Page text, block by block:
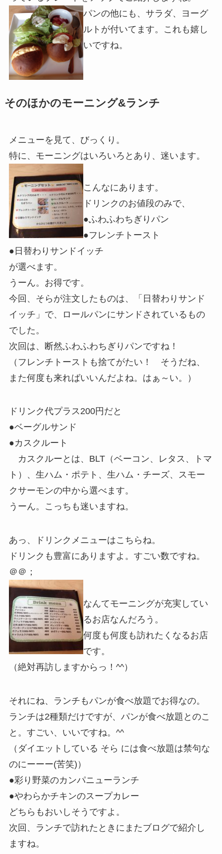
パンの他にも、サラダ、ヨーグ
ルトが付いてます。これも嬉し
いですね。
そのほかのモーニング&ランチ
メニューを見て、びっくり。
特に、モーニングはいろいろとあり、迷います。
こんなにあります。
ドリンクのお値段のみで、
●ふわふわちぎりパン
●フレンチトースト
●日替わりサンドイッチ
が選べます。
うーん。お得です。
今回、そらが注文したものは、「日替わりサンド
イッチ」で、ロールパンにサンドされているもの
でした。
次回は、断然ふわふわちぎりパンですね！
（フレンチトーストも捨てがたい！ そうだね、
また何度も来ればいいんだよね。はぁ～い。）
ドリンク代プラス200円だと
●ベーグルサンド
●カスクルート
カスクルーとは、BLT（ベーコン、レタス、トマ
ト）、生ハム・ポテト、生ハム・チーズ、スモー
クサーモンの中から選べます。
うーん。こっちも迷いますね。
あっ、ドリンクメニューはこちらね。
ドリンクも豊富にありますよ。すごい数ですね。
＠＠；
なんてモーニングが充実してい
るお店なんだろう。
何度も何度も訪れたくなるお店
です。
（絶対再訪しますからっ！^^）
それにね、ランチもパンが食べ放題でお得なの。
ランチは2種類だけですが、パンが食べ放題とのこ
と。すごい、いいですね。^^
（ダイエットしている そら には食べ放題は禁句な
のにーーー(苦笑)）
●彩り野菜のカンパニューランチ
●やわらかチキンのスープカレー
どちらもおいしそうですよ。
次回、ランチで訪れたときにまたブログで紹介し
ますね。